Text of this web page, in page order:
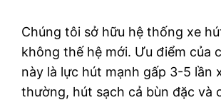
Chúng tôi sở hữu hệ thống xe
không thế hệ mới. Ưu điểm của
này là lực hút mạnh gấp 3-5 lần
thường, hút sạch cả bùn đặc và